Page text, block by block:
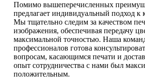
Помимо вышеперечисленных
предлагает индивидуальный подход к
Мы тщательно следим за качеством
изображения, обеспечивая передачу
максимальной точностью. Наша
профессионалов готова
вопросам, касающимся печати и
опыт сотрудничества с нами был
положительным.